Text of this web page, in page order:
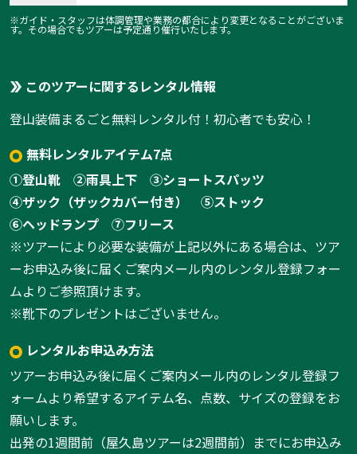
※ガイド・スタッフは体調管理や業務の都合により変更となることがございま
す。その場合でもツアーは予定通り催行いたします。
このツアーに関するレンタル情報
登山装備まるごと無料レンタル付！初心者でも安心！
無料レンタルアイテム7点
①登山靴
②雨具上下
③ショートスパッツ
④ザック（ザックカバー付き）
⑤ストック
⑥ヘッドランプ
⑦フリース
※ツアーにより必要な装備が上記以外にある場合は、ツア
ーお申込み後に届くご案内メール内のレンタル登録フォー
ムよりご参照頂けます。
※靴下のプレゼントはございません。
レンタルお申込み方法
ツアーお申込み後に届くご案内メール内のレンタル登録フ
ォームより希望するアイテム名、点数、サイズの登録をお
願いします。
出発の1週間前（屋久島ツアーは2週間前）までにお申込み